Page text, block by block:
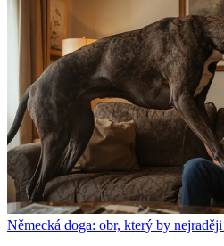
Německá doga: obr, který by